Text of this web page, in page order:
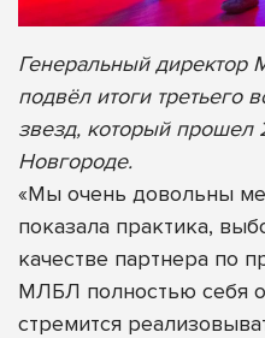
Генеральный
подвёл итоги третьего
звезд, который
Новгороде.
«Мы очень довольны
показала практика,
качестве партнера по
МЛБЛ полностью себя
стремится